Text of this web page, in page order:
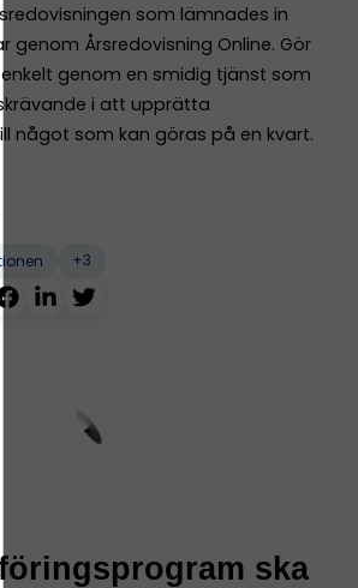
som lämnades in
genom Årsredovisning Online. Gör
genom en smidig tjänst som
i att upprätta
något som kan göras på en kvart.
+3
ska